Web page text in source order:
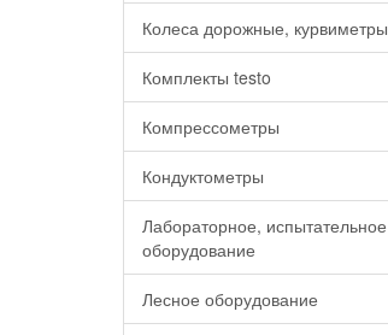
Колеса дорожные, курвиметры
Комплекты testo
Компрессометры
Кондуктометры
Лабораторное, испытательное
оборудование
Лесное оборудование